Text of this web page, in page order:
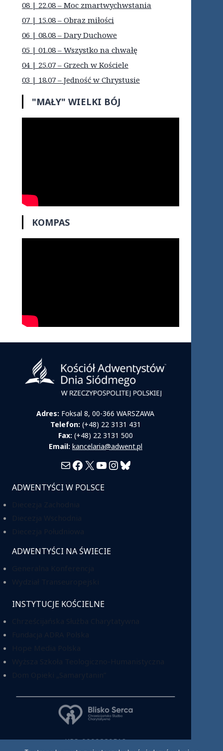
08 | 22.08 – Moc zmartwychwstania
07 | 15.08 – Obraz miłości
06 | 08.08 – Dary Duchowe
05 | 01.08 – Wszystko na chwałę
04 | 25.07 – Grzech w Kościele
03 | 18.07 – Jedność w Chrystusie
"MAŁY" WIELKI BÓJ
KOMPAS
Adres: Foksal 8, 00-366 WARSZAWA
Telefon: (+48) 22 3131 431
Fax: (+48) 22 3131 500
Email: kancelaria@adwent.pl
MailFacebook
X YouTube
Instagram
Bluesky
ADWENTYŚCI W POLSCE
ADWENTYŚCI NA ŚWIECIE
INSTYTUCJE KOŚCIELNE
KRS: 0000220518